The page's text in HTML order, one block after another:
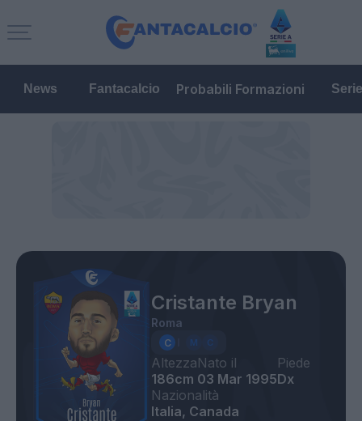
News Fantacalcio Probabili Formazioni
Cristante Bryan
Roma
Altezza
186cm
Nato il
03 Mar 1995
Piede
Dx
Nazionalità
Italia, Canada